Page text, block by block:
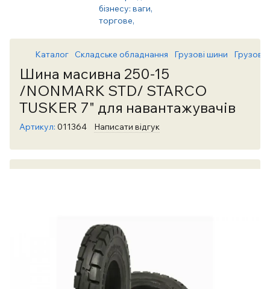
Каталог Складське обладнання Грузові шини Грузові
Шина масивна 250-15
/NONMARK STD/ STARCO
TUSKER 7" для навантажувачів
Артикул: 011364 Написати відгук